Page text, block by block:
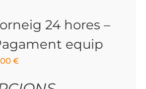
24 hores –
equip
€